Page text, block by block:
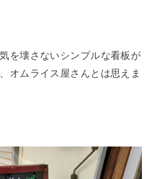
を壊さないシンプルな看板が
オムライス屋さんとは思えま